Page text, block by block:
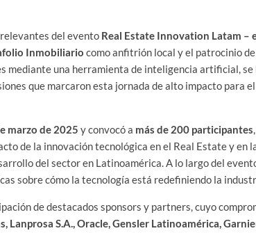
del evento Real Estate Innovation Latam –
Inmobiliario como anfitrión local y el patrocinio de
mediante una herramienta de inteligencia artificial,
que marcaron esta jornada de alto impacto para
marzo de 2025 y convocó a más de 200 participantes
de la innovación tecnológica en el Real Estate y en
del sector en Latinoamérica. A lo largo del
sobre cómo la tecnología está redefiniendo la
de destacados sponsors y partners, cuyo
Lanprosa S.A., Oracle, Gensler Latinoamérica,